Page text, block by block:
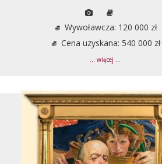
Wywoławcza: 120 000 zł
Cena uzyskana: 540 000 zł
... więcej ...